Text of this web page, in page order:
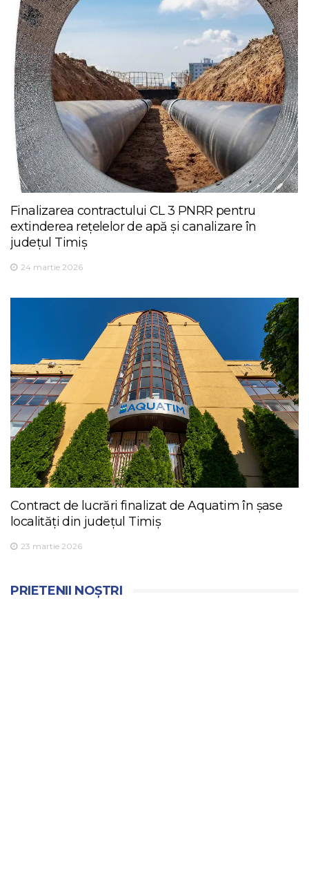
Finalizarea contractului CL 3 PNRR pentru
extinderea rețelelor de apă și canalizare în
județul Timiș
24 martie 2026
Contract de lucrări finalizat de Aquatim în șase
localități din județul Timiș
23 martie 2026
PRIETENII NOȘTRI